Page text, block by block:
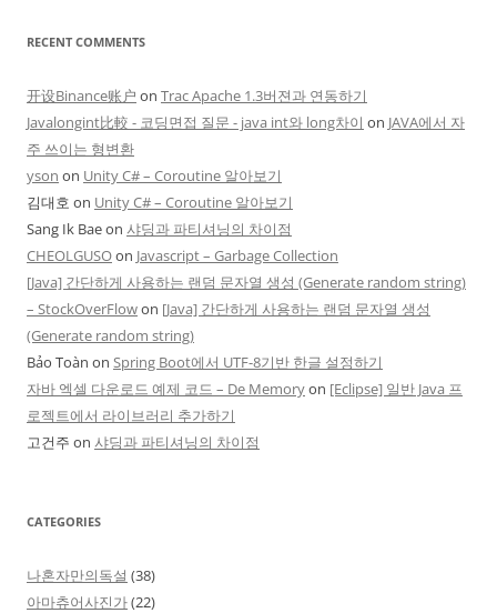
RECENT COMMENTS
开设Binance账户 on Trac Apache 1.3버젼과 연동하기
Javalongint比較 - 코딩면접 질문 - java int와 long차이 on JAVA에서 자
주 쓰이는 형변환
yson on Unity C# – Coroutine 알아보기
김대호 on Unity C# – Coroutine 알아보기
Sang Ik Baeon 샤딩과 파티셔닝의 차이점
CHEOLGUSOon Javascript – Garbage Collection
[Java] 간단하게 사용하는 랜덤 문자열 생성 (Generate random string)
– StockOverFlowon [Java] 간단하게 사용하는 랜덤 문자열 생성
(Generate random string)
Bảo Toàn on Spring Boot에서 UTF-8기반 한글 설정하기
자바 엑셀 다운로드 예제 코드 – De Memoryon [Eclipse] 일반 Java 프
로젝트에서 라이브러리 추가하기
고건주 on 샤딩과 파티셔닝의 차이점
CATEGORIES
나혼자만의독설 (38)
아마츄어사진가(22)